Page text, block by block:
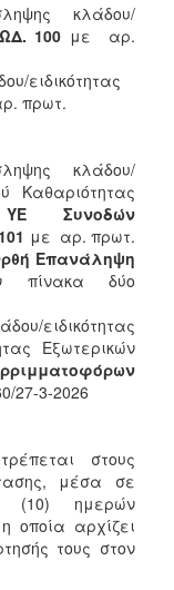
κλάδου/
100 με αρ.
ειδικότητας
πρωτ.
κλάδου/
Καθαριότητας
Συνοδών
με αρ. πρωτ.
Επανάληψη
πίνακα δύο
ειδικότητας
Εξωτερικών
27-3-2026
στους
μέσα σε
(10) ημερών
οποία αρχίζει
τους στον